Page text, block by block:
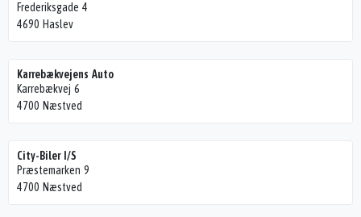
Frederiksgade 4
4690 Haslev
Karrebækvejens Auto
Karrebækvej 6
4700 Næstved
City-Biler I/S
Præstemarken 9
4700 Næstved